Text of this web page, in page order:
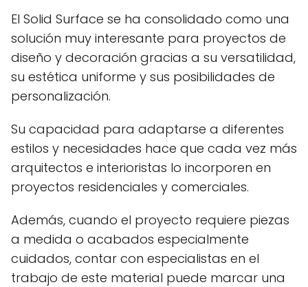
El Solid Surface se ha consolidado como una
solución muy interesante para proyectos de
diseño y decoración gracias a su versatilidad,
su estética uniforme y sus posibilidades de
personalización.
Su capacidad para adaptarse a diferentes
estilos y necesidades hace que cada vez más
arquitectos e interioristas lo incorporen en
proyectos residenciales y comerciales.
Además, cuando el proyecto requiere piezas
a medida o acabados especialmente
cuidados, contar con especialistas en el
trabajo de este material puede marcar una